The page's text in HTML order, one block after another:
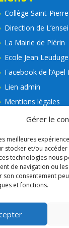
Gérer le
meilleures
stocker et/ou
technologies nous
de navigation ou
son consentement
et fonctions.
Collège Saint-
Direction de
La Mairie de Plérin
Ecole Jean
Facebook de
Lien admin
Mentions légales
Nos partenaires
APEL